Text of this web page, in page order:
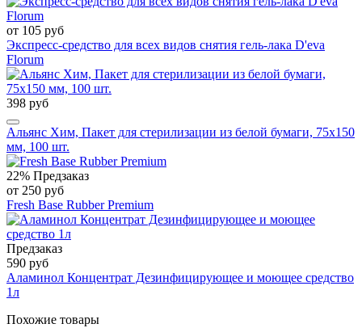
от 105 руб
Экспресс-средство для всех видов снятия гель-лака D'eva
Florum
398 руб
Альянс Хим, Пакет для стерилизации из белой бумаги, 75х150
мм, 100 шт.
22% Предзаказ
от 250 руб
Fresh Base Rubber Premium
Предзаказ
590 руб
Аламинол Концентрат Дезинфицирующее и моющее средство
1л
Похожие товары